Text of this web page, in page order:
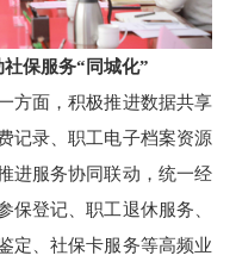
保服务“同城化”
方面，积极推进数据共享
记录、职工电子档案资源
进服务协同联动，统一经
保登记、职工退休服务、
定、社保卡服务等高频业